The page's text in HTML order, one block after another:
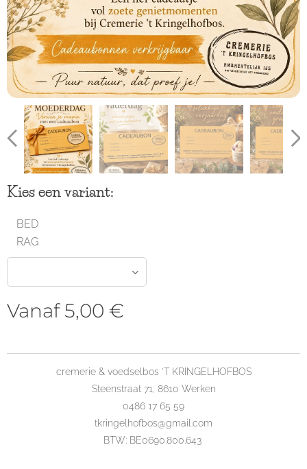
Kies een variant:
BED
RAG
Vanaf 5,00 €
cremerie & voedselbos 'T KRINGELHOFBOS
Steenstraat 71, 8610 Werken
0486 17 65 59
tkringelhofbos@gmail.com
BTW: BE0690.800.643